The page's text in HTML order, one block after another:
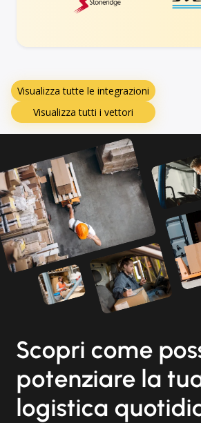
Visualizza tutte le integrazioni
Visualizza tutti i vettori
Scopri come
potenziare la
logistica